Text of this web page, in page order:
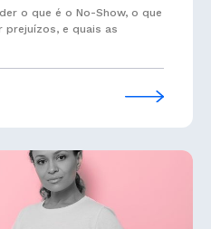
o que é o No-Show, o que
prejuízos, e quais as